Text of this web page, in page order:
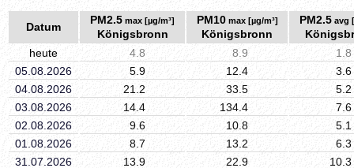
Datum
PM2.5 max [µg/m³]
Königsbronn
PM10max [µg/m³]
Königsbronn
PM2.5avg
heute
4.8 8.9
1.8
05.08.2026
5.9 12.4
3.6
04.08.2026
21.2 33.5
5.2
03.08.2026
14.4 134.4
7.6
02.08.2026
9.6 10.8
5.1
01.08.2026
8.7 13.2
6.3
31.07.2026
13.9 22.9
10.3